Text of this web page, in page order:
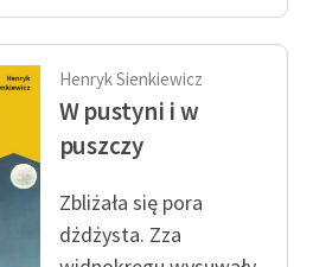
Henryk Sienkiewicz
W pustyni i w
puszczy
Zbliżała się pora
dżdżysta. Zza